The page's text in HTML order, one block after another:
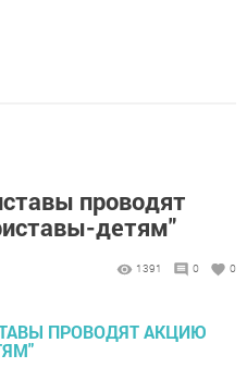
проводят
детям"
1391 0 0